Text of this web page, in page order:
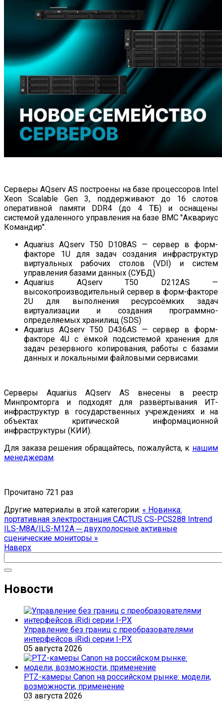
Серверы AQserv AS построены на базе процессоров Intel
Xeon Scalable Gen 3, поддерживают до 16 слотов
оперативной памяти DDR4 (до 4 ТБ) и оснащены
системой удаленного управления на базе BMC "Аквариус
Командир".
Aquarius AQserv T50 D108AS — сервер в форм-
факторе 1U для задач создания инфраструктур
виртуальных рабочих столов (VDI) и систем
управления базами данных (СУБД)
Aquarius AQserv T50 D212AS —
высокопроизводительный сервер в форм-факторе
2U для выполнения ресурсоёмких задач
виртуализации и создания программно-
определяемых хранилищ (SDS)
Aquarius AQserv T50 D436AS — сервер в форм-
факторе 4U с ёмкой подсистемой хранения для
задач резервного копирования, работы с базами
данных и локальными файловыми сервисами.
Серверы Aquarius AQserv AS внесены в реестр
Минпромторга и подходят для развёртывания ИТ-
инфраструктур в государственных учреждениях и на
объектах критической информационной
инфраструктуры (КИИ).
Для заказа решения обращайтесь, пожалуйста, к нашим
менеджерам.
Прочитано 721 раз
Другие материалы в этой категории: « Новинка:
портативная электростанция CACTUS CS-PCS288 Intrend
ILS-M8A/ILS-M12A ─ двухполосные активные
сценические мониторы »
Наверх
Новости
Управление без границ с преобразователями
интерфейсов iRidi серии I-PX
05 августа 2026
PTZ-камеры Canon на российском рынке: модели,
возможности, применение
03 августа 2026